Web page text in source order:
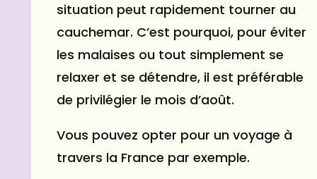
situation peut rapidement tourner au
cauchemar. C’est pourquoi, pour éviter
les malaises ou tout simplement se
relaxer et se détendre, il est préférable
de privilégier le mois d’août.
Vous pouvez opter pour un voyage à
travers la France par exemple.